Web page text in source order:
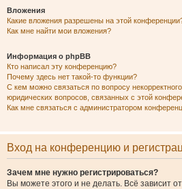
Вложения
Какие вложения разрешены на этой
Как мне найти мои вложения?
Информация о phpBB
Кто написал эту конференцию?
Почему здесь нет такой-то функции?
С кем можно связаться по вопросу
юридических вопросов, связанных с этой
Как мне связаться с администратором
Вход на конференцию и
Зачем мне нужно регистрироваться?
Вы можете этого и не делать. Всё зависит